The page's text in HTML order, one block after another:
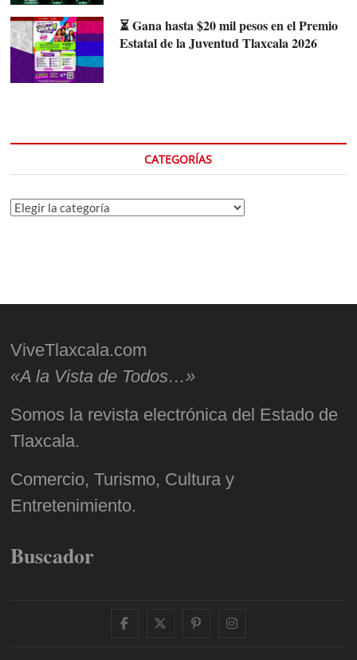
⏳ Gana hasta $20 mil pesos en el Premio
Estatal de la Juventud Tlaxcala 2026
CATEGORÍAS
Categorías
ViveTlaxcala.com
«A la Vista de Todos…»
Somos la revista electrónica del Estado de
Tlaxcala.
Comercio, Turismo, Cultura y
Entretenimiento.
Buscador
facebooktwitter
pinterestinstagram